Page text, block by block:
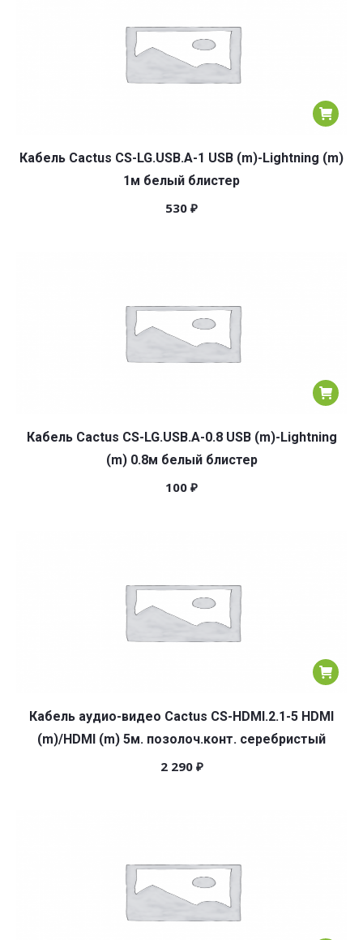
Кабель Cactus CS-LG.USB.A-1 USB (m)-Lightning (m)
1м белый блистер
530 ₽
Кабель Cactus CS-LG.USB.A-0.8 USB (m)-Lightning
(m) 0.8м белый блистер
100 ₽
Кабель аудио-видео Cactus CS-HDMI.2.1-5 HDMI
(m)/HDMI (m) 5м. позолоч.конт. серебристый
2 290 ₽